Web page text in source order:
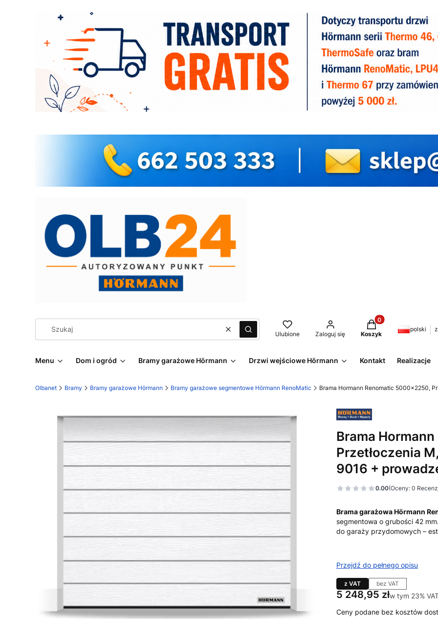
WyczyśćSzukaj Ulubione Zaloguj się
Produkty w
Koszyk
polski
Menu Dom i ogród Bramy garażowe Hörmann Drzwi wejściowe Hörmann Kontakt Realizacje
Olbanet Bramy Bramy garażowe Hörmann Bramy garażowe segmentowe Hörmann RenoMatic Brama Hormann Renomatic 5000x2250,
Brama
Przetłoczenia
9016 +
0.00(Oceny: 0
Brama garażowa Hörmann
segmentowa o grubości 42
do garaży przydomowych –
Przejdź do pełnego opisu
z VAT bez VAT
Cena
5 248,95 złw tym 23% VAT
w tym 23%
Ceny podane bez kosztów